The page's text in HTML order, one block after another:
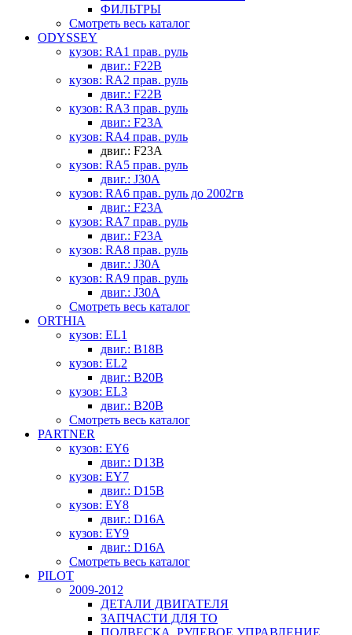
ФИЛЬТРЫ
Смотреть весь каталог
ODYSSEY
кузов: RA1 прав. руль
двиг.: F22B
кузов: RA2 прав. руль
двиг.: F22B
кузов: RA3 прав. руль
двиг.: F23A
кузов: RA4 прав. руль
двиг.: F23A
кузов: RA5 прав. руль
двиг.: J30A
кузов: RA6 прав. руль до 2002гв
двиг.: F23A
кузов: RA7 прав. руль
двиг.: F23A
кузов: RA8 прав. руль
двиг.: J30A
кузов: RA9 прав. руль
двиг.: J30A
Смотреть весь каталог
ORTHIA
кузов: EL1
двиг.: B18B
кузов: EL2
двиг.: B20B
кузов: EL3
двиг.: B20B
Смотреть весь каталог
PARTNER
кузов: EY6
двиг.: D13B
кузов: EY7
двиг.: D15B
кузов: EY8
двиг.: D16A
кузов: EY9
двиг.: D16A
Смотреть весь каталог
PILOT
2009-2012
ДЕТАЛИ ДВИГАТЕЛЯ
ЗАПЧАСТИ ДЛЯ ТО
ПОДВЕСКА, РУЛЕВОЕ УПРАВЛЕНИЕ,